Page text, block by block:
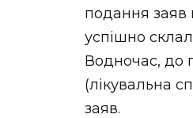
подання заяв
успішно
Водночас, до
(лікувальна
заяв.